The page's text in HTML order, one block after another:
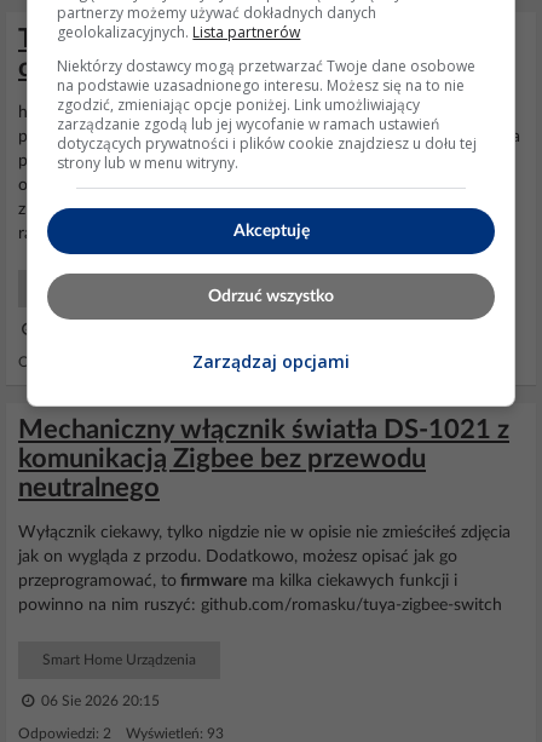
Termostat E25-230B i eksperymenty z
obsługą Zigbee w Pythonie przez CC2531
https://obrazki.elektroda.pl/8548987800_... E25-230B to
programowalny regulator temperatury przeznaczony do ogrzewania
podłogowego lub grzejnikowego. Montowany jest natynkowo i
oferuje czytelny wyświetlacz LCD oraz przyciski, którymi można
zmienić nastawę grzania. Dodatkowo posiada też komunikację
radiową 868MHz oraz
ZigBeei jest...
Smart Home Urządzenia
Odpowiedzi: 4 Wyświetleń: 891
Mechaniczny włącznik światła DS-1021 z
komunikacją Zigbee bez przewodu
neutralnego
Wyłącznik ciekawy, tylko nigdzie nie w opisie nie zmieściłeś zdjęcia
jak on wygląda z przodu. Dodatkowo, możesz opisać jak go
przeprogramować, to firmware ma kilka ciekawych funkcji i
powinno na nim ruszyć: github.com/romasku/tuya-zigbee-switch
Smart Home Urządzenia
06 Sie 2026 20:15
Odpowiedzi: 2 Wyświetleń: 93
partnerzy możemy używać dokładnych danych
geolokalizacyjnych. Lista partnerów
Niektórzy dostawcy mogą przetwarzać Twoje dane osobowe
na podstawie uzasadnionego interesu. Możesz się na to nie
zgodzić, zmieniając opcje poniżej. Link umożliwiający
zarządzanie zgodą lub jej wycofanie w ramach ustawień
dotyczących prywatności i plików cookie znajdziesz u dołu tej
strony lub w menu witryny.
Akceptuję
Odrzuć wszystko
Zarządzaj opcjami